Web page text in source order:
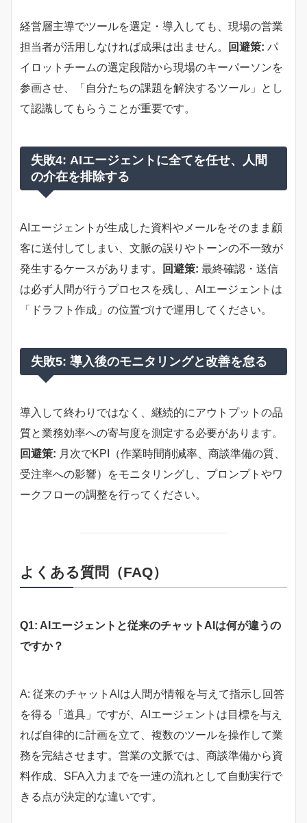
経営層主導でツールを選定・導入しても、現場の営業
担当者が活用しなければ成果は出ません。
回避策: パ
イロットチームの選定段階から現場のキーパーソンを
参画させ、「自分たちの課題を解決するツール」とし
て認識してもらうことが重要です。
失敗4: AIエージェントに全てを任せ、人間
の介在を排除する
AIエージェントが生成した資料やメールをそのまま顧
客に送付してしまい、文脈の誤りやトーンの不一致が
発生するケースがあります。
回避策: 最終確認・送信
は必ず人間が行うプロセスを残し、AIエージェントは
「ドラフト作成」の位置づけで運用してください。
失敗5: 導入後のモニタリングと改善を怠る
導入して終わりではなく、継続的にアウトプットの品
質と業務効率への寄与度を測定する必要があります。
回避策: 月次でKPI（作業時間削減率、商談準備の質、
受注率への影響）をモニタリングし、プロンプトやワ
ークフローの調整を行ってください。
よくある質問（FAQ）
Q1: AIエージェントと従来のチャットAIは何が違うの
ですか？
A: 従来のチャットAIは人間が情報を与えて指示し回答
を得る「道具」ですが、AIエージェントは目標を与え
れば自律的に計画を立て、複数のツールを操作して業
務を完結させます。営業の文脈では、商談準備から資
料作成、SFA入力までを一連の流れとして自動実行で
きる点が決定的な違いです。